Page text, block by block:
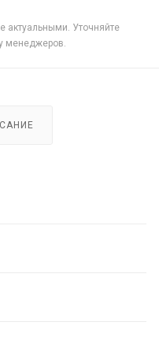
актуальными. Уточняйте
менеджеров.